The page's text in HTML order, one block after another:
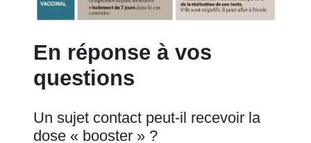
En réponse à vos
questions
Un sujet contact peut-il recevoir la
dose « booster » ?